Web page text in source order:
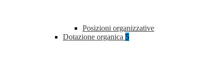
Posizioni organizzative
Dotazione organica 5